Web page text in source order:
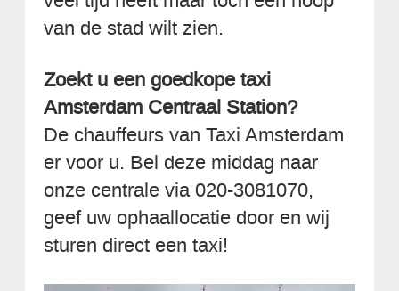
van de stad wilt zien.
Zoekt u een goedkope taxi
Amsterdam Centraal Station?
De chauffeurs van Taxi Amsterdam
er voor u. Bel deze middag naar
onze centrale via 020-3081070,
geef uw ophaallocatie door en wij
sturen direct een taxi!